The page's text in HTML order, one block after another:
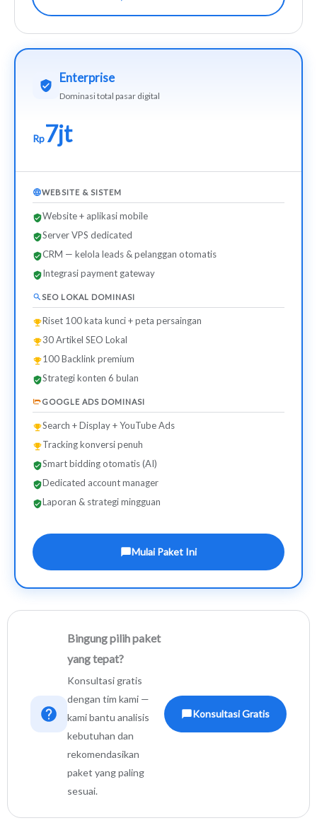
Enterprise
Dominasi total pasar digital
Rp7jt
WEBSITE & SISTEM
Website + aplikasi mobile
Server VPS dedicated
CRM — kelola leads & pelanggan otomatis
Integrasi payment gateway
SEO LOKAL DOMINASI
Riset 100 kata kunci + peta persaingan
30 Artikel SEO Lokal
100 Backlink premium
Strategi konten 6 bulan
GOOGLE ADS DOMINASI
Search + Display + YouTube Ads
Tracking konversi penuh
Smart bidding otomatis (AI)
Dedicated account manager
Laporan & strategi mingguan
Mulai Paket Ini
Bingung pilih paket
yang tepat?
Konsultasi gratis
dengan tim kami —
kami bantu analisis
kebutuhan dan
rekomendasikan
paket yang paling
sesuai.
Konsultasi Gratis